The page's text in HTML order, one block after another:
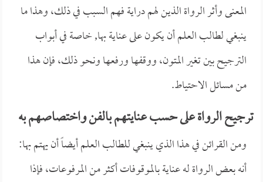
المعنى وأثر الرواة الذين لهم دراية فهم السبب في ذلك، وهذا ما
ينبغي لطالب العلم أن يكون على عناية بها, خاصة في أبواب
الترجيح بين تغير المتون، ووقفها ورفعها ونحو ذلك، فإن هذا
من مسائل الاحتياط.
ترجيح الرواة على حسب عنايتهم بالفن واختصاصهم به
ومن القرائن في هذا الذي ينبغي للطالب العلم أيضاً أن يهتم بها:
أنه بعض الرواة له عناية بالموقوفات أكثر من المرفوعات، فإذا